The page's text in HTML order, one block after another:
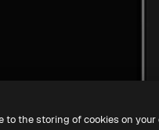
to the storing of cookies on